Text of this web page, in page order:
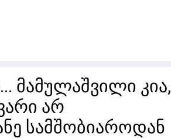
მამულაშვილი კია,
არ
სამშობიაროდან